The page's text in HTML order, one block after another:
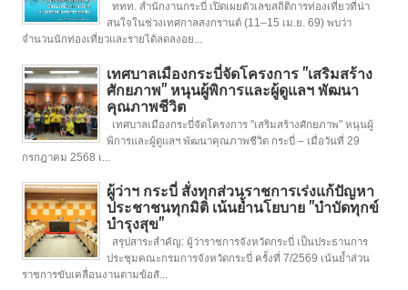
ททท. สำนักงานกระบี่ เปิดเผยตัวเลขสถิติการท่องเที่ยวที่น่า
สนใจในช่วงเทศกาลสงกรานต์ (11–15 เม.ย. 69) พบว่า
จำนวนนักท่องเที่ยวและรายได้ลดลงอย...
เทศบาลเมืองกระบี่จัดโครงการ "เสริมสร้าง
ศักยภาพ" หนุนผู้พิการและผู้ดูแลฯ พัฒนา
คุณภาพชีวิต
เทศบาลเมืองกระบี่จัดโครงการ "เสริมสร้างศักยภาพ" หนุนผู้
พิการและผู้ดูแลฯ พัฒนาคุณภาพชีวิต กระบี่ – เมื่อวันที่ 29
กรกฎาคม 2568 เ...
ผู้ว่าฯ กระบี่ สั่งทุกส่วนราชการเร่งแก้ปัญหา
ประชาชนทุกมิติ เน้นย้ำนโยบาย "บำบัดทุกข์
บำรุงสุข"
สรุปสาระสำคัญ: ผู้ว่าราชการจังหวัดกระบี่ เป็นประธานการ
ประชุมคณะกรมการจังหวัดกระบี่ ครั้งที่ 7/2569 เน้นย้ำส่วน
ราชการขับเคลื่อนงานตามข้อสั...